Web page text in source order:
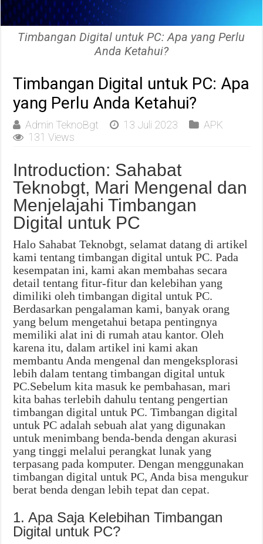
Timbangan Digital untuk PC: Apa yang Perlu
Anda Ketahui?
Timbangan Digital untuk PC: Apa
yang Perlu Anda Ketahui?
Admin TeknoBgt 13 Juli 2023
APK
131 Views
Introduction: Sahabat
Teknobgt, Mari Mengenal dan
Menjelajahi Timbangan
Digital untuk PC
Halo Sahabat Teknobgt, selamat datang di artikel
kami tentang timbangan digital untuk PC. Pada
kesempatan ini, kami akan membahas secara
detail tentang fitur-fitur dan kelebihan yang
dimiliki oleh timbangan digital untuk PC.
Berdasarkan pengalaman kami, banyak orang
yang belum mengetahui betapa pentingnya
memiliki alat ini di rumah atau kantor. Oleh
karena itu, dalam artikel ini kami akan
membantu Anda mengenal dan mengeksplorasi
lebih dalam tentang timbangan digital untuk
PC.Sebelum kita masuk ke pembahasan, mari
kita bahas terlebih dahulu tentang pengertian
timbangan digital untuk PC. Timbangan digital
untuk PC adalah sebuah alat yang digunakan
untuk menimbang benda-benda dengan akurasi
yang tinggi melalui perangkat lunak yang
terpasang pada komputer. Dengan menggunakan
timbangan digital untuk PC, Anda bisa mengukur
berat benda dengan lebih tepat dan cepat.
1. Apa Saja Kelebihan Timbangan
Digital untuk PC?